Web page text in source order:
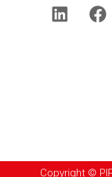
Copyright ©